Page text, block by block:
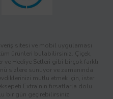
sitesi ve mobil uygulaması
ürünleri bulabilirsiniz. Çiçek,
ve Hediye Setleri gibi birçok farklı
sizlere sunuyor ve zamanında
mutlu etmek için, ister
Extra’nın fırsatlarla dolu
bir gün geçirebilirsiniz.